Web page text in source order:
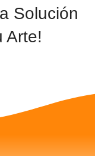
Solución
Arte!